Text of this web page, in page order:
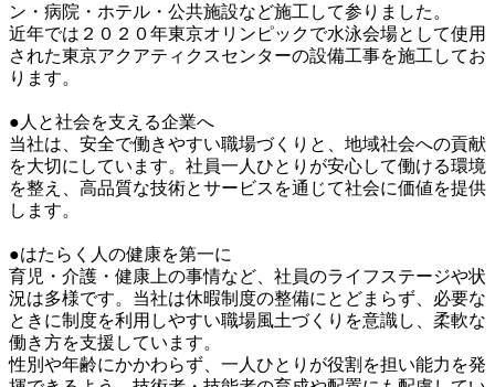
ン・病院・ホテル・公共施設など施工して参りました。
近年では２０２０年東京オリンピックで水泳会場として使用
された東京アクアティクスセンターの設備工事を施工してお
ります。
●人と社会を支える企業へ
当社は、安全で働きやすい職場づくりと、地域社会への貢献
を大切にしています。社員一人ひとりが安心して働ける環境
を整え、高品質な技術とサービスを通じて社会に価値を提供
します。
●はたらく人の健康を第一に
育児・介護・健康上の事情など、社員のライフステージや状
況は多様です。当社は休暇制度の整備にとどまらず、必要な
ときに制度を利用しやすい職場風土づくりを意識し、柔軟な
働き方を支援しています。
性別や年齢にかかわらず、一人ひとりが役割を担い能力を発